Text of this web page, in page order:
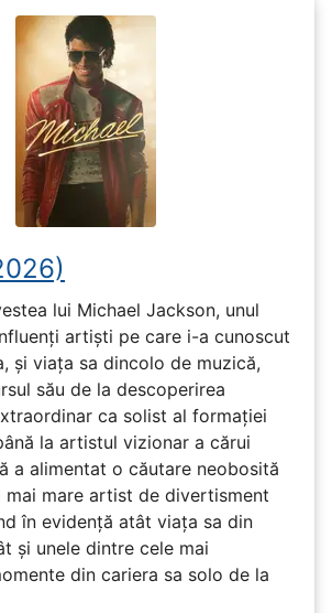
lui Michael Jackson, unul
artiști pe care i-a cunoscut
și viața sa dincolo de muzică,
său de la descoperirea
ca solist al formației
la artistul vizionar a cărui
a alimentat o căutare neobosită
mai mare artist de divertisment
în evidență atât viața sa din
și unele dintre cele mai
din cariera sa solo de la